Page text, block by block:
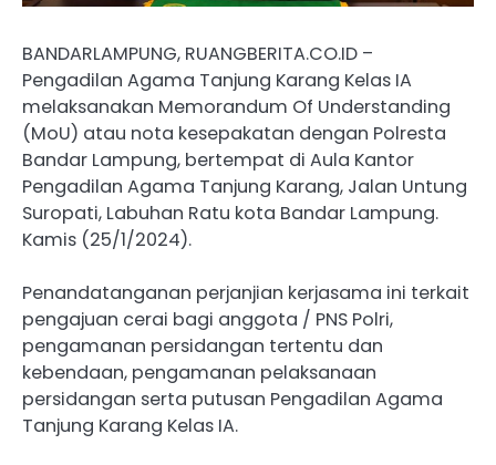
BANDARLAMPUNG, RUANGBERITA.CO.ID –
Pengadilan Agama Tanjung Karang Kelas IA
melaksanakan Memorandum Of Understanding
(MoU) atau nota kesepakatan dengan Polresta
Bandar Lampung, bertempat di Aula Kantor
Pengadilan Agama Tanjung Karang, Jalan Untung
Suropati, Labuhan Ratu kota Bandar Lampung.
Kamis (25/1/2024).
Penandatanganan perjanjian kerjasama ini terkait
pengajuan cerai bagi anggota / PNS Polri,
pengamanan persidangan tertentu dan
kebendaan, pengamanan pelaksanaan
persidangan serta putusan Pengadilan Agama
Tanjung Karang Kelas IA.